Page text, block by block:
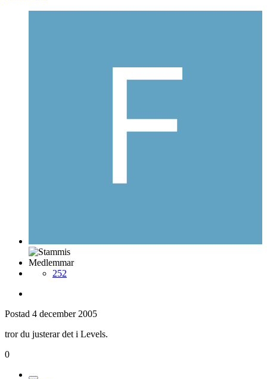
Medlemmar
252
Postad 4 december 2005
tror du justerar det i Levels.
0